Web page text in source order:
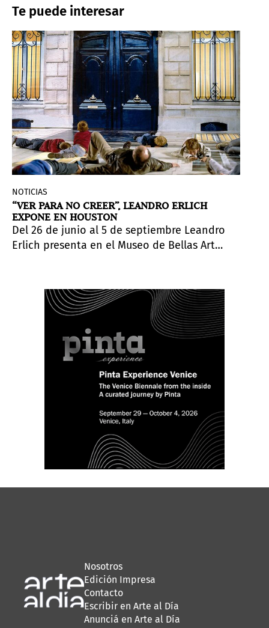
Te puede interesar
NOTICIAS
“VER PARA NO CREER”, LEANDRO ERLICH
EXPONE EN HOUSTON
Del 26 de junio al 5 de septiembre Leandro
Erlich presenta en el Museo de Bellas Artes
de la realidad y tergiversa situaciones
cotidianas bajo efectos visuales
increíblemente reales.
Nosotros
Edición Impresa
Contacto
Escribir en Arte al Día
Anunciá en Arte al Día